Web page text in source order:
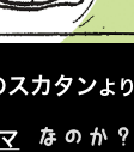
スカタンより
なのか？